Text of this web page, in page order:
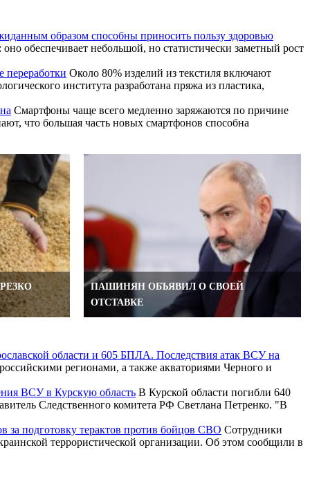
образом способны приносить пользу здоровью
обеспечивает небольшой, но статистически заметный рост
переработки Около 80% изделий из текстиля включают
института разработана пряжа из пластика,
Смартфоны чаще всего медленно заряжаются по причине
что большая часть новых смартфонов способна
ПАШИНЯН ОБЪЯВИЛ О СВОЕЙ
ОТСТАВКЕ
области и 605 БПЛА. Последствия атак ВСУ на
регионами, а также акваториями Черного и
ВСУ в Курскую область В Курской области погибли 640
Следственного комитета РФ Светлана Петренко. "В
за подготовку терактов против бойцов СВО Сотрудники
террористической организации. Об этом сообщили в